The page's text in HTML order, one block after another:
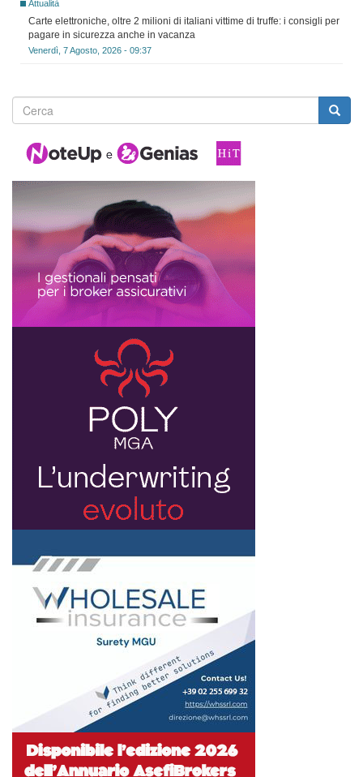
Attualità
Carte elettroniche, oltre 2 milioni di italiani vittime di truffe: i consigli per
pagare in sicurezza anche in vacanza
Venerdì, 7 Agosto, 2026 - 09:37
Form
di
ricerca